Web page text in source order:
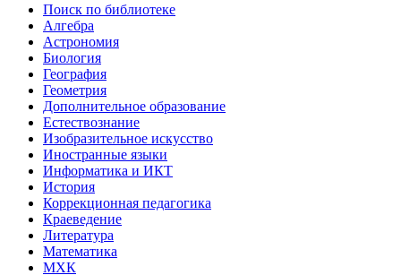
Поиск по библиотеке
Алгебра
Астрономия
Биология
География
Геометрия
Дополнительное образование
Естествознание
Изобразительное искусство
Иностранные языки
Информатика и ИКТ
История
Коррекционная педагогика
Краеведение
Литература
Математика
МХК